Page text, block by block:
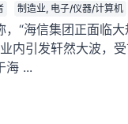
制造业, 电子/仪器/计算机
“海信集团正面临大
内引发轩然大波，
海 ...